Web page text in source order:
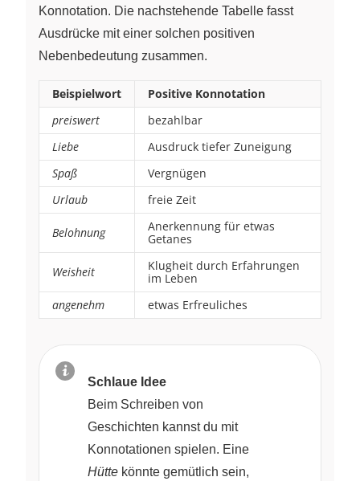
Konnotation. Die nachstehende Tabelle fasst
Ausdrücke mit einer solchen positiven
Nebenbedeutung zusammen.
Beispielwort
Positive Konnotation
preiswert
bezahlbar
Liebe
Ausdruck tiefer Zuneigung
Spaß
Vergnügen
Urlaub
freie Zeit
Belohnung
Anerkennung für etwas
Getanes
Weisheit
Klugheit durch Erfahrungen
im Leben
angenehm
etwas Erfreuliches
Schlaue Idee
Beim Schreiben von
Geschichten kannst du mit
Konnotationen spielen. Eine
Hütte könnte gemütlich sein,